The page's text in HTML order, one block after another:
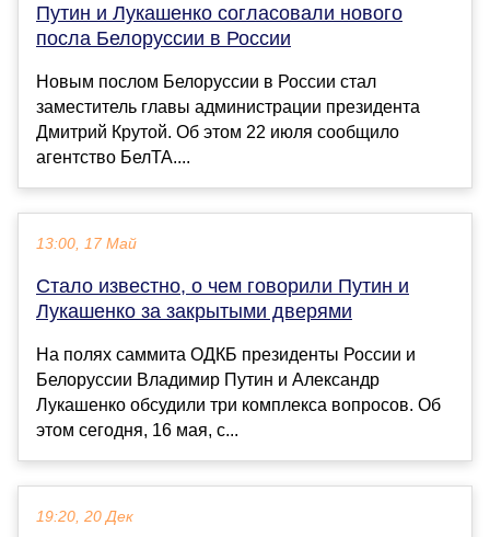
Путин и Лукашенко согласовали нового
посла Белоруссии в России
Новым послом Белоруссии в России стал
заместитель главы администрации президента
Дмитрий Крутой. Об этом 22 июля сообщило
агентство БелТА....
13:00, 17 Май
Стало известно, о чем говорили Путин и
Лукашенко за закрытыми дверями
На полях саммита ОДКБ президенты России и
Белоруссии Владимир Путин и Александр
Лукашенко обсудили три комплекса вопросов. Об
этом сегодня, 16 мая, с...
19:20, 20 Дек